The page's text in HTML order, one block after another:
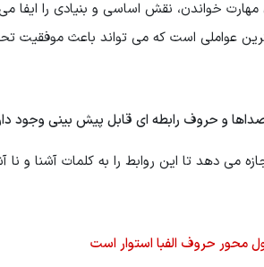
خواندن، نقش اساسی و بنیادی را ایفا
عواملی است که می تواند باعث موفقیت
و حروف رابطه ای قابل پیش بینی وجود
می دهد تا این روابط را به كلمات آشنا و نا
محور حروف الفبا استوار است